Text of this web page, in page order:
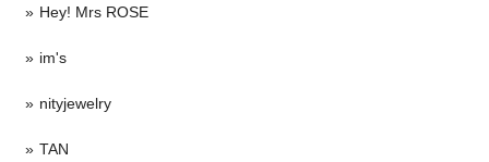
Hey! Mrs ROSE
im's
nityjewelry
TAN